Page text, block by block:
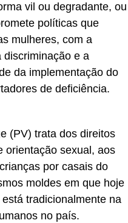
vil ou degradante, ou
políticas que
mulheres, com a
discriminação e a
da implementação do
de deficiência.
(PV) trata dos direitos
orientação sexual, aos
por casais do
moldes em que hoje
tradicionalmente na
no país.